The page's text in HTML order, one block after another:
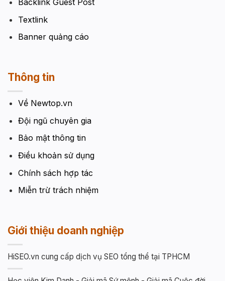
Backlink Guest Post
Textlink
Banner quảng cáo
Thông tin
Về Newtop.vn
Đội ngũ chuyên gia
Bảo mật thông tin
Điều khoản sử dụng
Chính sách hợp tác
Miễn trừ trách nhiệm
Giới thiệu doanh nghiệp
HiSEO.vn cung cấp dịch vụ SEO tổng thể tại TPHCM